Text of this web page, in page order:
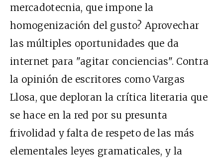
mercadotecnia, que impone la
homogenización del gusto? Aprovechar
las múltiples oportunidades que da
internet para "agitar conciencias". Contra
la opinión de escritores como Vargas
Llosa, que deploran la crítica literaria que
se hace en la red por su presunta
frivolidad y falta de respeto de las más
elementales leyes gramaticales, y la